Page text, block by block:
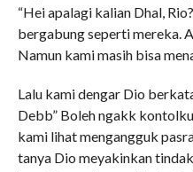
“Hei apalagi kalian Dhal,
bergabung seperti mereka.
Namun kami masih bisa
Lalu kami dengar Dio
Debb” Boleh ngakk
kami lihat mengangguk
tanya Dio meyakinkan